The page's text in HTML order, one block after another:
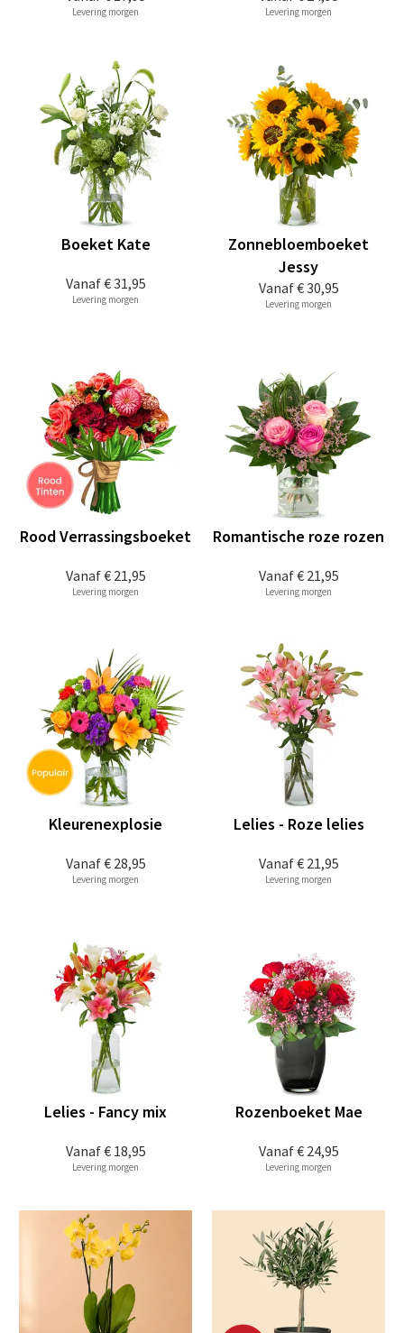
Levering morgen Levering morgen
Vanaf€ 31,95
Boeket Kate
Levering morgen
Vanaf€ 30,95
Zonnebloemboeket
Jessy
Levering morgen
Vanaf€ 21,95
Rood Verrassingsboeket
Levering morgen
Vanaf€ 21,95
Romantische roze rozen
Levering morgen
Vanaf€ 28,95
Kleurenexplosie
Levering morgen
Vanaf€ 21,95
Lelies - Roze lelies
Levering morgen
Vanaf€ 18,95
Lelies - Fancy mix
Levering morgen
Vanaf€ 24,95
Rozenboeket Mae
Levering morgen